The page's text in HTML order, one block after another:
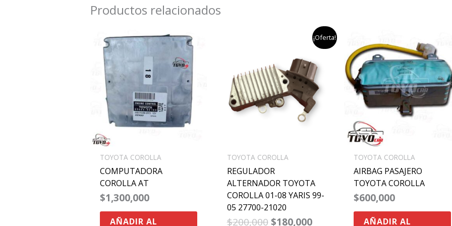
Productos relacionados
TOYOTA COROLLA
COMPUTADORA
COROLLA AT
$1,300,000
AÑADIR AL
¡Oferta!
TOYOTA COROLLA
REGULADOR
ALTERNADOR TOYOTA
COROLLA 01-08 YARIS 99-
05 27700-21020
$200,000
era:
$200,000.
$180,000
el
precio
actual
es:
$180,000.
TOYOTA COROLLA
AIRBAG PASAJERO
TOYOTA COROLLA
$600,000
AÑADIR AL